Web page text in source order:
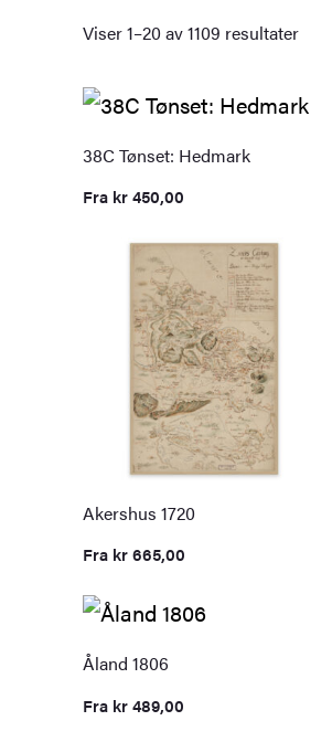
Viser 1–20 av 1109 resultater
38C Tønset: Hedmark
Fra kr450,00
Akershus 1720
Fra kr665,00
Åland 1806
Fra kr489,00